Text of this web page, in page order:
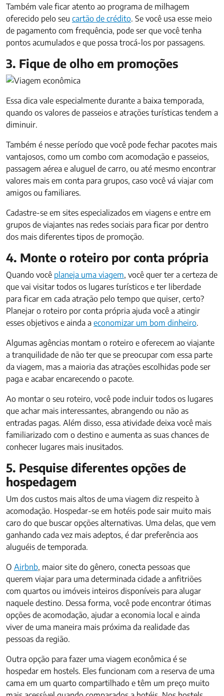
Também vale ficar atento ao programa de milhagem
oferecido pelo seu cartão de crédito. Se você usa esse meio
de pagamento com frequência, pode ser que você tenha
pontos acumulados e que possa trocá-los por passagens.
3. Fique de olho em promoções
Essa dica vale especialmente durante a baixa temporada,
quando os valores de passeios e atrações turísticas tendem a
diminuir.
Também é nesse período que você pode fechar pacotes mais
vantajosos, como um combo com acomodação e passeios,
passagem aérea e aluguel de carro, ou até mesmo encontrar
valores mais em conta para grupos, caso você vá viajar com
amigos ou familiares.
Cadastre-se em sites especializados em viagens e entre em
grupos de viajantes nas redes sociais para ficar por dentro
dos mais diferentes tipos de promoção.
4. Monte o roteiro por conta própria
Quando você planeja uma viagem, você quer ter a certeza de
que vai visitar todos os lugares turísticos e ter liberdade
para ficar em cada atração pelo tempo que quiser, certo?
Planejar o roteiro por conta própria ajuda você a atingir
esses objetivos e ainda a economizar um bom dinheiro.
Algumas agências montam o roteiro e oferecem ao viajante
a tranquilidade de não ter que se preocupar com essa parte
da viagem, mas a maioria das atrações escolhidas pode ser
paga e acabar encarecendo o pacote.
Ao montar o seu roteiro, você pode incluir todos os lugares
que achar mais interessantes, abrangendo ou não as
entradas pagas. Além disso, essa atividade deixa você mais
familiarizado com o destino e aumenta as suas chances de
conhecer lugares mais inusitados.
5. Pesquise diferentes opções de
hospedagem
Um dos custos mais altos de uma viagem diz respeito à
acomodação. Hospedar-se em hotéis pode sair muito mais
caro do que buscar opções alternativas. Uma delas, que vem
ganhando cada vez mais adeptos, é dar preferência aos
aluguéis de temporada.
O Airbnb, maior site do gênero, conecta pessoas que
querem viajar para uma determinada cidade a anfitriões
com quartos ou imóveis inteiros disponíveis para alugar
naquele destino. Dessa forma, você pode encontrar ótimas
opções de acomodação, ajudar a economia local e ainda
viver de uma maneira mais próxima da realidade das
pessoas da região.
Outra opção para fazer uma viagem econômica é se
hospedar em hostels. Eles funcionam com a reserva de uma
cama em um quarto compartilhado e têm um preço muito